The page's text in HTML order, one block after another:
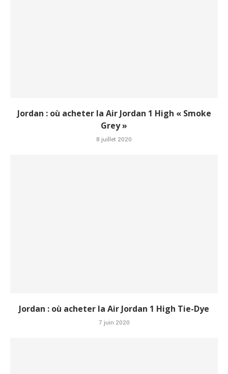
Jordan : où acheter la Air Jordan 1 High « Smoke
Grey »
8 juillet 2020
Jordan : où acheter la Air Jordan 1 High Tie-Dye
7 juin 2020